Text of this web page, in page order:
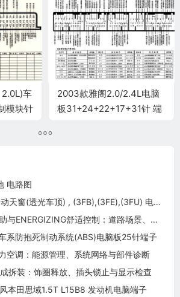
车
模块针
2003款雅阁2.0/2.4L电脑
板31+24+22+17+31针 端
电路图
天窗(透光车顶) , (3FB),(3FE),(3FU) 电路图
舒适控制：道路场景、显示和使用边界
系防抱死制动系统(ABS)电脑板25针端子
空调：能源管理、系统网络与部件诊断
拆装：饰圈释放、插头锁止与显示检查
本田思域1.5T L15B8 发动机电脑端子